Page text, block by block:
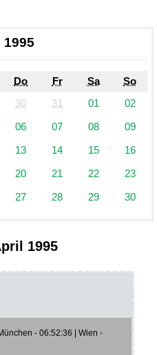
1995
Do Fr Sa
So
30 31 01
02
06 07 08
09
13 14 15
16
20 21 22
23
27 28 29 30
1995
- 06:52:36 | Wien -